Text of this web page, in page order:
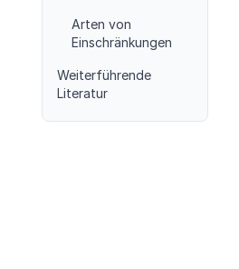
Arten von
Einschränkungen
Weiterführende
Literatur